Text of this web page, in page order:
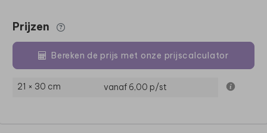
Prijzen
Bereken de prijs met onze prijscalculator
21 × 30 cm vanaf 6,00 p/st